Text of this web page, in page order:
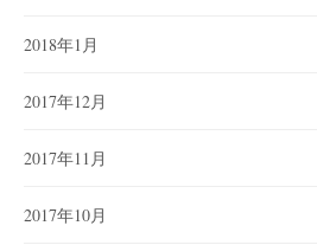
2018年1月
2017年12月
2017年11月
2017年10月